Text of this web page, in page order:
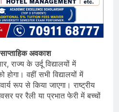
साप्ताहिक अवकाश
राज्य के उर्दू विद्यालयों में
वहीं सभी विद्यालयों में
रूप से किया जाएगा। राष्ट्रीय
पर रैली या प्रभात फेरी में बच्चों